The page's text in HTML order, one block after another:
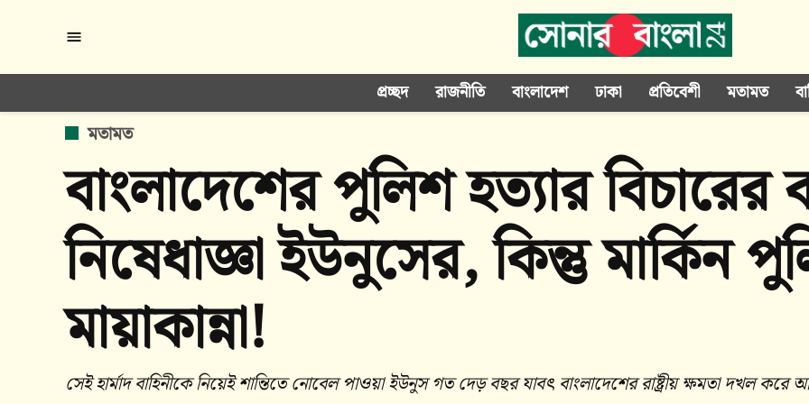
content
প্রচ্ছদ রাজনীতি বাংলাদেশ ঢাকা প্রতিবেশী মতামত
POSTED
মতামত
বাংলাদেশের পুলিশ হত্যার বিচারের
নিষেধাজ্ঞা ইউনুসের, কিন্তু মার্কিন
মায়াকান্না!
সেই হার্মাদ বাহিনীকে নিয়েই শান্তিতে নোবেল পাওয়া ইউনুস গত দেড় বছর যাবৎ বাংলাদেশের রাষ্ট্রীয় ক্ষমতা দখল করে